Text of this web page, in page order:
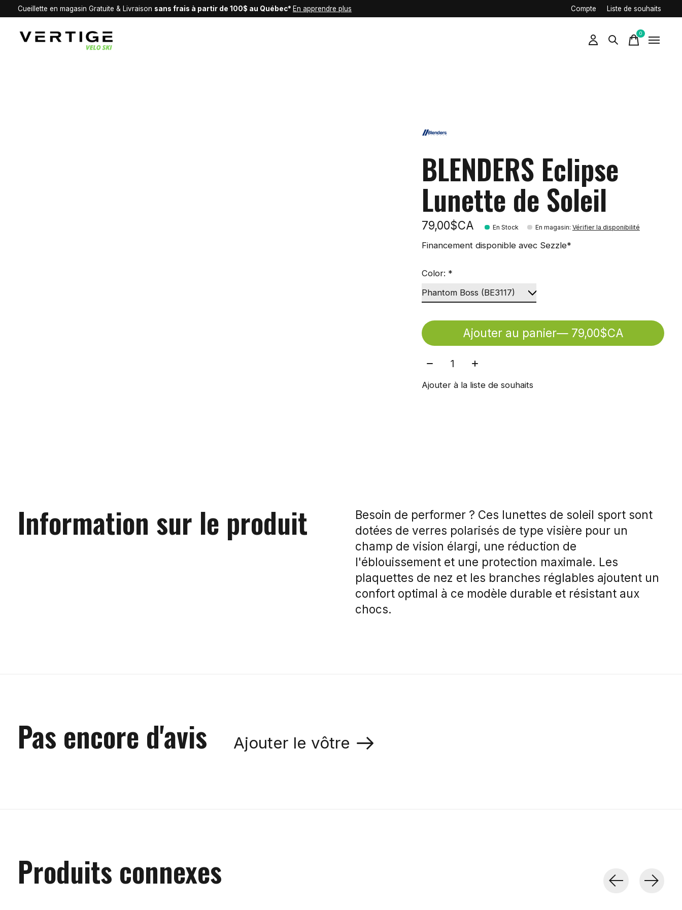
Cueillette en magasin Gratuite & Livraison sans frais à partir de 100$ au Québec* En apprendre plus Compte Liste de souhaits
0items
BLENDERS Eclipse
Lunette de Soleil
79,00$CA En Stock En magasin: Vérifier la disponibilité
Financement disponible avec Sezzle*
Color: *
Ajouter au panier
— 79,00$CA
Quantité:
Ajouter à la liste de souhaits
Information sur le produit
Besoin de performer ? Ces lunettes de soleil sport sont
dotées de verres polarisés de type visière pour un
champ de vision élargi, une réduction de
l'éblouissement et une protection maximale. Les
plaquettes de nez et les branches réglables ajoutent un
confort optimal à ce modèle durable et résistant aux
chocs.
Pas encore d'avis Ajouter le vôtre
Produits connexes